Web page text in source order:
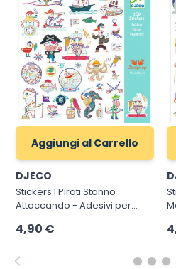
Aggiungi al Carrello
DJECO
Stickers I Pirati Stanno
Attaccando - Adesivi per
4,90 €